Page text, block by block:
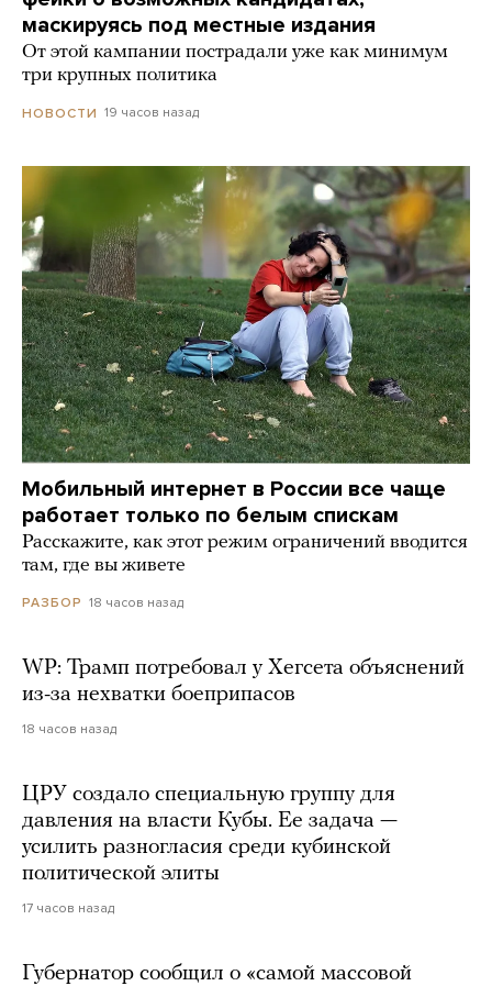
маскируясь под местные издания
От этой кампании пострадали уже как минимум
три крупных политика
НОВОСТИ 19 часов назад
Мобильный интернет в России все чаще
работает только по белым спискам
Расскажите, как этот режим ограничений вводится
там, где вы живете
РАЗБОР 18 часов назад
WP: Трамп потребовал у Хегсета объяснений
из-за нехватки боеприпасов
18 часов назад
ЦРУ создало специальную группу для
давления на власти Кубы. Ее задача —
усилить разногласия среди кубинской
политической элиты
17 часов назад
Губернатор сообщил о «самой массовой